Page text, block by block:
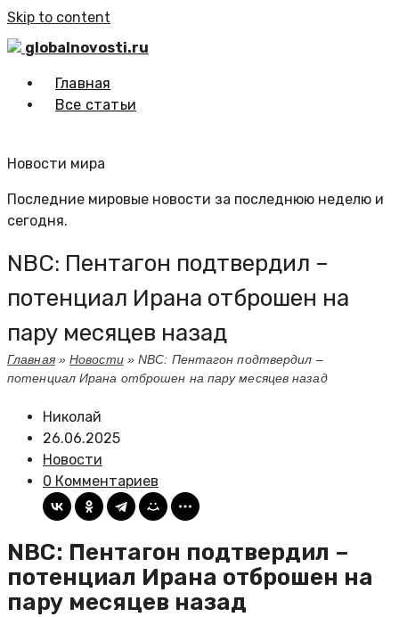
Skip to content
globalnovosti.ru
Главная
Все статьи
Новости мира
Последние мировые новости за последнюю неделю и
сегодня.
NBC: Пентагон подтвердил –
потенциал Ирана отброшен на
пару месяцев назад
Главная»Новости»NBC: Пентагон подтвердил –
потенциал Ирана отброшен на пару месяцев назад
Николай
26.06.2025
Новости
0 Комментариев
NBC: Пентагон подтвердил –
потенциал Ирана отброшен на
пару месяцев назад